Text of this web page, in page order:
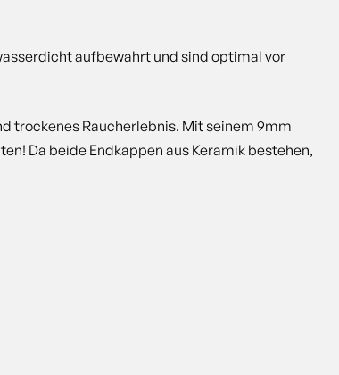
aufbewahrt und sind optimal vor
trockenes Raucherlebnis. Mit seinem 9mm
Da beide Endkappen aus Keramik bestehen,